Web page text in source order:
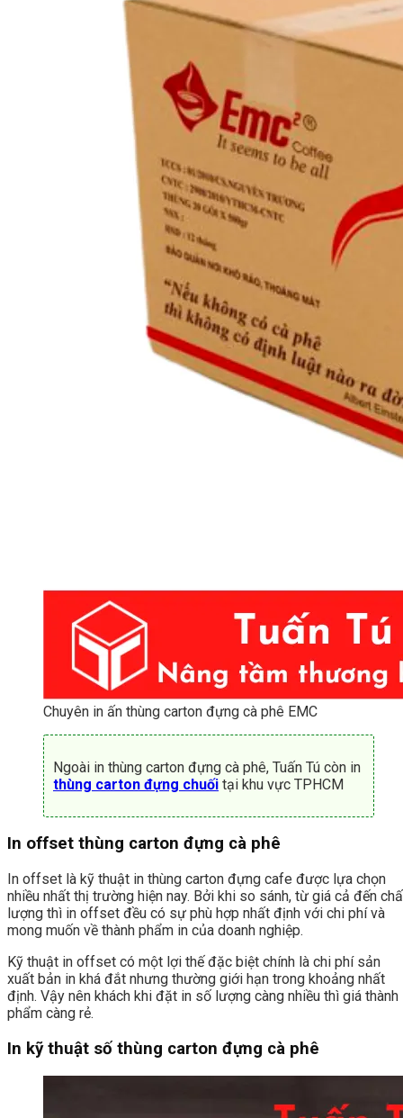
Chuyên in ấn thùng carton đựng cà phê EMC
Ngoài in thùng carton đựng cà phê, Tuấn Tú còn in
thùng carton đựng chuối tại khu vực TPHCM
In offset thùng carton đựng cà phê
In offset là kỹ thuật in thùng carton đựng cafe được lựa chọn
nhiều nhất thị trường hiện nay. Bởi khi so sánh, từ giá cả đến
lượng thì in offset đều có sự phù hợp nhất định với chi phí và
mong muốn về thành phẩm in của doanh nghiệp.
Kỹ thuật in offset có một lợi thế đặc biệt chính là chi phí sản
xuất bản in khá đắt nhưng thường giới hạn trong khoảng nhất
định. Vậy nên khách khi đặt in số lượng càng nhiều thì giá thành
phẩm càng rẻ.
In kỹ thuật số thùng carton đựng cà phê